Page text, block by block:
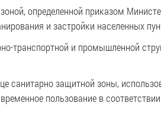
определенной приказом
и застройки населенных
транспортной и промышленной
санитарно защитной зоны,
пользование в